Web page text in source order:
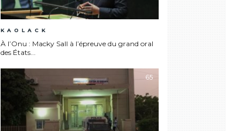
KAOLACK
À l’Onu : Macky Sall à l’épreuve du grand oral
des États...
65